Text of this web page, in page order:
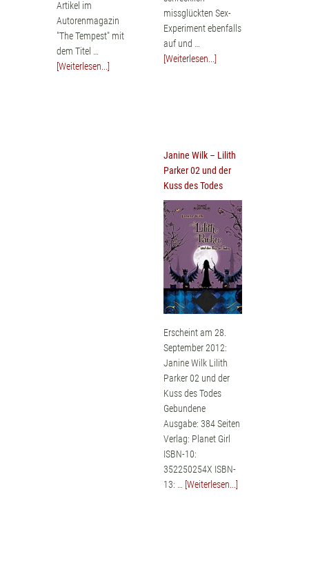
Artikel im
Autorenmagazin
"The Tempest" mit
dem Titel …
[Weiterlesen...]
missglückten Sex-
Experiment ebenfalls
auf und …
[Weiterlesen...]
Janine Wilk – Lilith
Parker 02 und der
Kuss des Todes
Erscheint am 28.
September 2012:
Janine Wilk Lilith
Parker 02 und der
Kuss des Todes
Gebundene
Ausgabe: 384 Seiten
Verlag: Planet Girl
ISBN-10:
352250254X ISBN-
13: … [Weiterlesen...]